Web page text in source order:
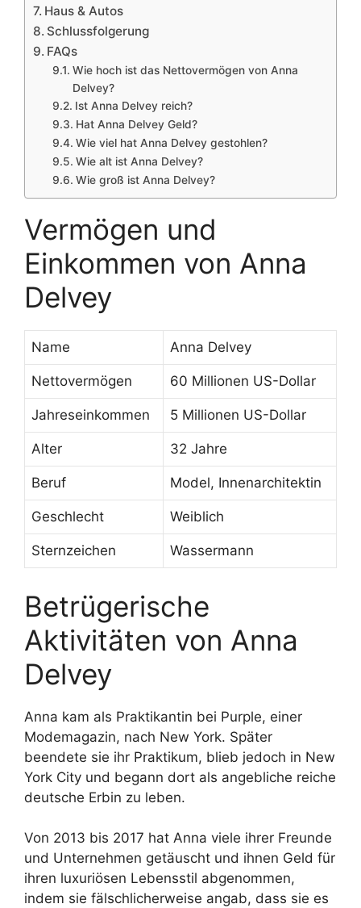
Haus & Autos
Schlussfolgerung
FAQs
Wie hoch ist das Nettovermögen von Anna
Delvey?
Ist Anna Delvey reich?
Hat Anna Delvey Geld?
Wie viel hat Anna Delvey gestohlen?
Wie alt ist Anna Delvey?
Wie groß ist Anna Delvey?
Vermögen und
Einkommen von Anna
Delvey
Name Anna Delvey
Nettovermögen 60 Millionen US-Dollar
Jahreseinkommen 5 Millionen US-Dollar
Alter 32 Jahre
Beruf Model, Innenarchitektin
Geschlecht Weiblich
Sternzeichen Wassermann
Betrügerische
Aktivitäten von Anna
Delvey
Anna kam als Praktikantin bei Purple, einer
Modemagazin, nach New York. Später
beendete sie ihr Praktikum, blieb jedoch in New
York City und begann dort als angebliche reiche
deutsche Erbin zu leben.
Von 2013 bis 2017 hat Anna viele ihrer Freunde
und Unternehmen getäuscht und ihnen Geld für
ihren luxuriösen Lebensstil abgenommen,
indem sie fälschlicherweise angab, dass sie es